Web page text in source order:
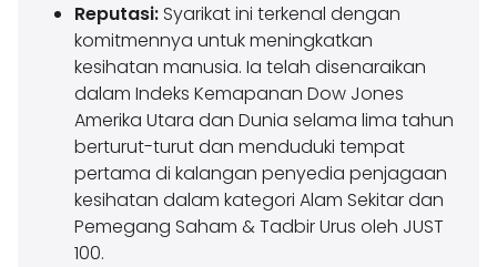
Reputasi: Syarikat ini terkenal dengan
komitmennya untuk meningkatkan
kesihatan manusia. Ia telah disenaraikan
dalam Indeks Kemapanan Dow Jones
Amerika Utara dan Dunia selama lima tahun
berturut-turut dan menduduki tempat
pertama di kalangan penyedia penjagaan
kesihatan dalam kategori Alam Sekitar dan
Pemegang Saham & Tadbir Urus oleh JUST
100.